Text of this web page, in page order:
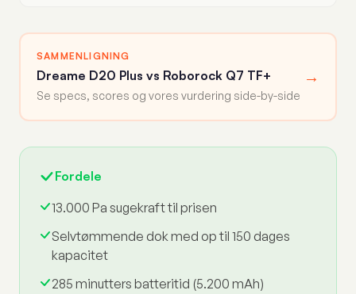
SAMMENLIGNING
Dreame D20 Plus vs Roborock Q7 TF+
Se specs, scores og vores vurdering side-by-side
→
Fordele
13.000 Pa sugekraft til prisen
Selvtømmende dok med op til 150 dages
kapacitet
285 minutters batteritid (5.200 mAh)